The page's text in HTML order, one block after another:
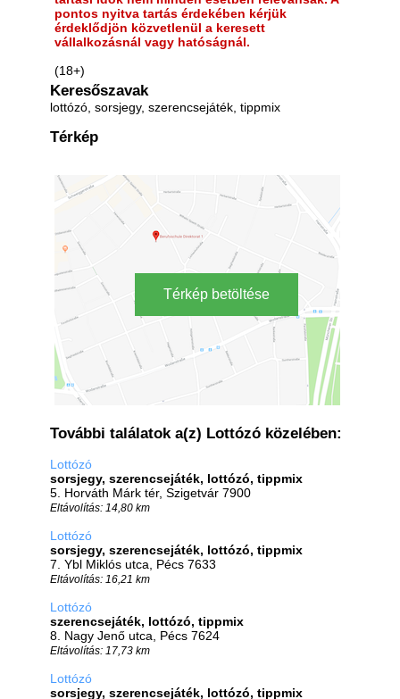
pontos nyitva tartás érdekében kérjük
érdeklődjön közvetlenül a keresett
vállalkozásnál vagy hatóságnál.
(18+)
Keresőszavak
lottózó, sorsjegy, szerencsejáték, tippmix
Térkép
Térkép betöltése
További találatok a(z) Lottózó közelében:
Lottózó
sorsjegy, szerencsejáték, lottózó, tippmix
5. Horváth Márk tér, Szigetvár 7900
Eltávolítás: 14,80 km
Lottózó
sorsjegy, szerencsejáték, lottózó, tippmix
7. Ybl Miklós utca, Pécs 7633
Eltávolítás: 16,21 km
Lottózó
szerencsejáték, lottózó, tippmix
8. Nagy Jenő utca, Pécs 7624
Eltávolítás: 17,73 km
Lottózó
sorsjegy, szerencsejáték, lottózó, tippmix